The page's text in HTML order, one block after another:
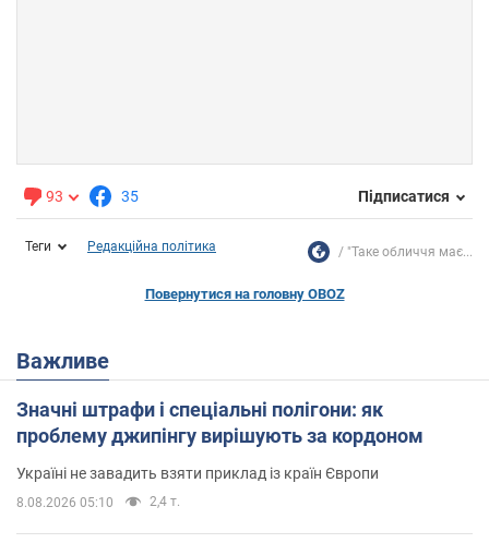
93 35 Підписатися
Теги Редакційна політика "Таке обличчя має...
Повернутися на головну OBOZ
Важливе
Значні штрафи і спеціальні полігони: як
проблему джипінгу вирішують за кордоном
Україні не завадить взяти приклад із країн Європи
8.08.2026 05:10 2,4 т.